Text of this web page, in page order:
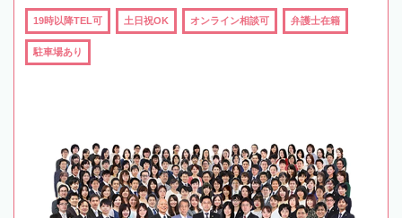
19時以降TEL可 土日祝OK オンライン相談可 弁護士在籍
駐車場あり